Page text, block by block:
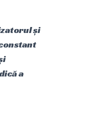
și
a